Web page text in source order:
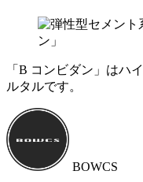
「B コンビダン」はハ
ルタルです。
BOWCS